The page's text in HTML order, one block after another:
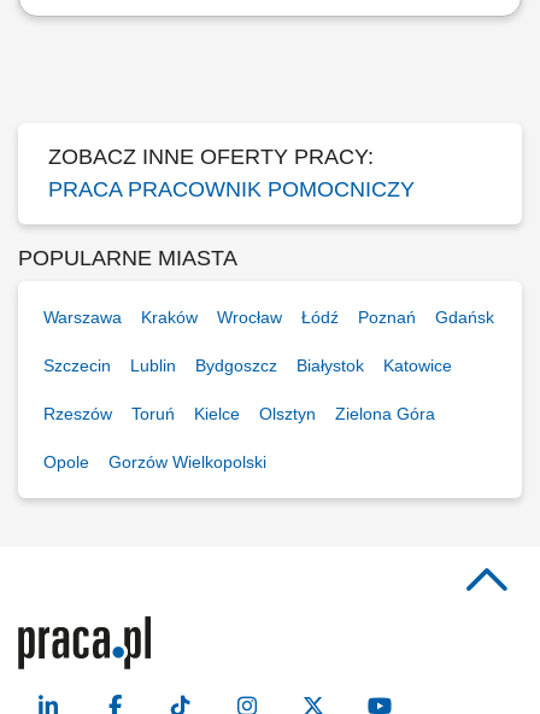
Opis stanowiska Pakowanie gotowych produktów spożywczych zgodnie
ZOBACZ INNE OFERTY PRACY:
PRACA PRACOWNIK POMOCNICZY
POPULARNE MIASTA
Warszawa Kraków Wrocław Łódź Poznań Gdańsk
Szczecin Lublin Bydgoszcz Białystok Katowice
Rzeszów Toruń Kielce Olsztyn Zielona Góra
Opole Gorzów Wielkopolski